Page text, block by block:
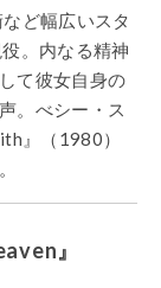
ど幅広いスタ
。内なる精神
て彼女自身の
。べシー・ス
』（1980）
』